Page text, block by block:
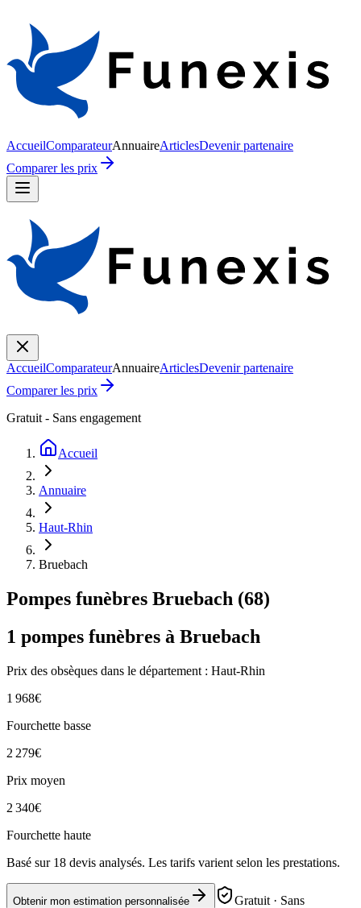
AccueilComparateurAnnuaireArticlesDevenir partenaire
Comparer les prix
AccueilComparateurAnnuaireArticlesDevenir partenaire
Comparer les prix
Gratuit - Sans engagement
Accueil
Annuaire
Haut-Rhin
Bruebach
Pompes funèbres Bruebach (68)
1 pompes funèbres à Bruebach
Prix des obsèques dans le département : Haut-Rhin
1 968€
Fourchette basse
2 279€
Prix moyen
2 340€
Fourchette haute
Basé sur 18 devis analysés. Les tarifs varient selon les prestations.
Obtenir mon estimation personnalisée
Gratuit · Sans